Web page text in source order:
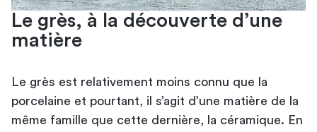
Le grès, à la découverte d’une
matière
Le grès est relativement moins connu que la
porcelaine et pourtant, il s’agit d’une matière de la
même famille que cette dernière, la céramique. En